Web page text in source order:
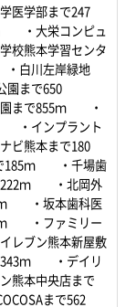
学部まで247
・大栄コンピュ
校熊本学習センタ
白川左岸緑地
まで650
まで855ｍ ・
・インプラント
ビ熊本まで180
185ｍ ・千場歯
222ｍ ・北岡外
ｍ ・坂本歯科医
ｍ ・ファミリー
レブン熊本新屋敷
343ｍ ・デイリ
熊本中央店まで
まで562